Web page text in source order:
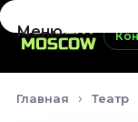
Меню
Главная Театр